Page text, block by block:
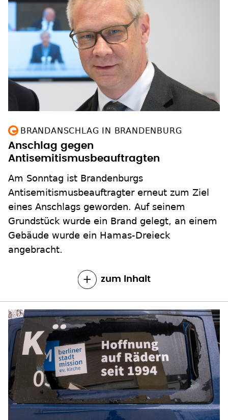
BRANDANSCHLAG IN BRANDENBURG
Anschlag gegen
Antisemitismusbeauftragten
Am Sonntag ist Brandenburgs
Antisemitismusbeauftragter erneut zum Ziel
eines Anschlags geworden. Auf seinem
Grundstück wurde ein Brand gelegt, an einem
Gebäude wurde ein Hamas-Dreieck
angebracht.
zum Inhalt